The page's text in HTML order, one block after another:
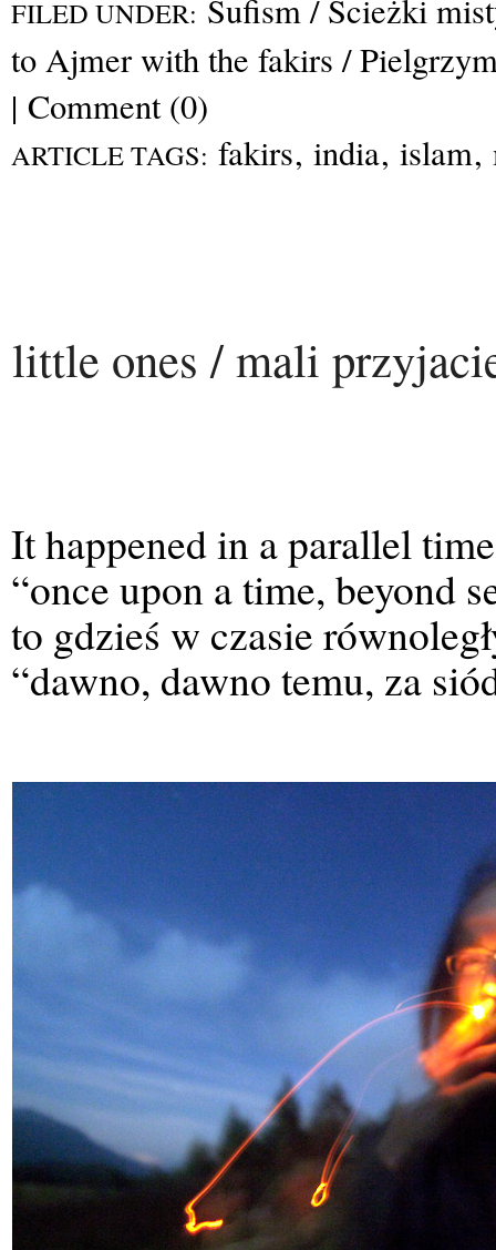
FILED UNDER: Sufism / Ścieżki
to Ajmer with the fakirs /
| Comment (0)
ARTICLE TAGS: fakirs, india, islam,
little ones / mali
It happened in a parallel
“once upon a time, beyond
to gdzieś w czasie
“dawno, dawno temu, za